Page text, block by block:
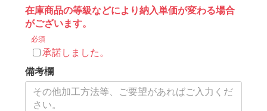
在庫商品の等級などにより納入単価が変わる場合
がございます。
必須
承諾しました。
備考欄